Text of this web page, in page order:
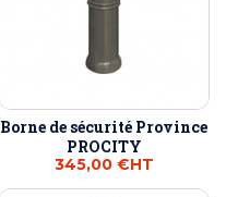
Borne de sécurité Province
PROCITY
345,00 €HT